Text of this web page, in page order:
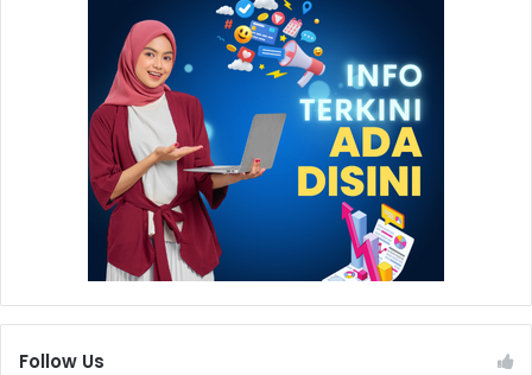
Follow Us